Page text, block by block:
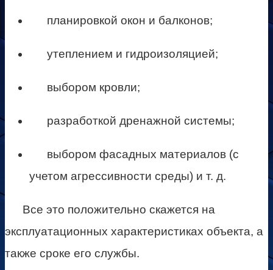
планировкой окон и балконов;
утеплением и гидроизоляцией;
выбором кровли;
разработкой дренажной системы;
выбором фасадных материалов (с
учетом агрессивности среды) и т. д.
Все это положительно скажется на
эксплуатационных характеристиках объекта, а
также сроке его службы.